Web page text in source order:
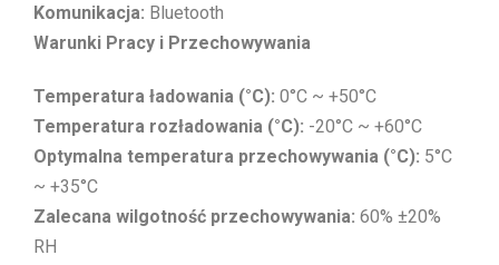
Komunikacja: Bluetooth
Warunki Pracy i Przechowywania
Temperatura ładowania (°C): 0°C ~ +50°C
Temperatura rozładowania (°C): -20°C ~ +60°C
Optymalna temperatura przechowywania (°C): 5°C
~ +35°C
Zalecana wilgotność przechowywania: 60% ±20%
RH